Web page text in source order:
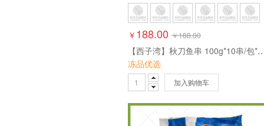
￥ 188.00 ￥188.00
【西子湾】秋刀鱼串
冻品优选
加入购物车